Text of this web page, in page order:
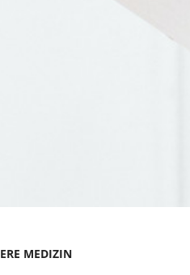
MEDIZIN